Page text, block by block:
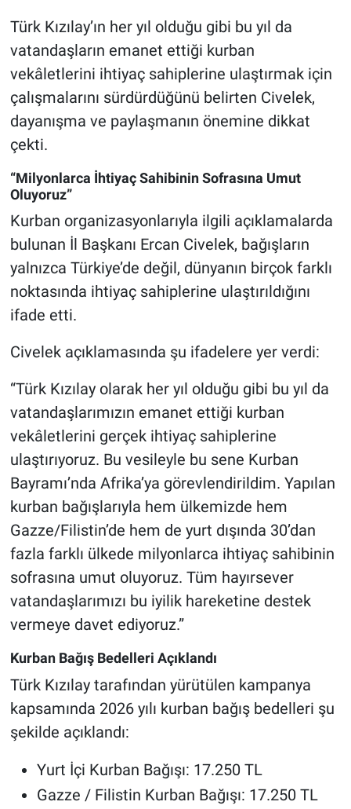
Türk Kızılay’ın her yıl olduğu gibi bu yıl da
vatandaşların emanet ettiği kurban
vekâletlerini ihtiyaç sahiplerine ulaştırmak için
çalışmalarını sürdürdüğünü belirten Civelek,
dayanışma ve paylaşmanın önemine dikkat
çekti.
“Milyonlarca İhtiyaç Sahibinin Sofrasına Umut
Oluyoruz”
Kurban organizasyonlarıyla ilgili açıklamalarda
bulunan İl Başkanı Ercan Civelek, bağışların
yalnızca Türkiye’de değil, dünyanın birçok farklı
noktasında ihtiyaç sahiplerine ulaştırıldığını
ifade etti.
Civelek açıklamasında şu ifadelere yer verdi:
“Türk Kızılay olarak her yıl olduğu gibi bu yıl da
vatandaşlarımızın emanet ettiği kurban
vekâletlerini gerçek ihtiyaç sahiplerine
ulaştırıyoruz. Bu vesileyle bu sene Kurban
Bayramı’nda Afrika’ya görevlendirildim. Yapılan
kurban bağışlarıyla hem ülkemizde hem
Gazze/Filistin’de hem de yurt dışında 30’dan
fazla farklı ülkede milyonlarca ihtiyaç sahibinin
sofrasına umut oluyoruz. Tüm hayırsever
vatandaşlarımızı bu iyilik hareketine destek
vermeye davet ediyoruz.”
Kurban Bağış Bedelleri Açıklandı
Türk Kızılay tarafından yürütülen kampanya
kapsamında 2026 yılı kurban bağış bedelleri şu
şekilde açıklandı:
Yurt İçi Kurban Bağışı: 17.250 TL
Gazze / Filistin Kurban Bağışı: 17.250 TL
Yerel
Genel
Asayiş
Kültür - Sanat
Politika
Çevre